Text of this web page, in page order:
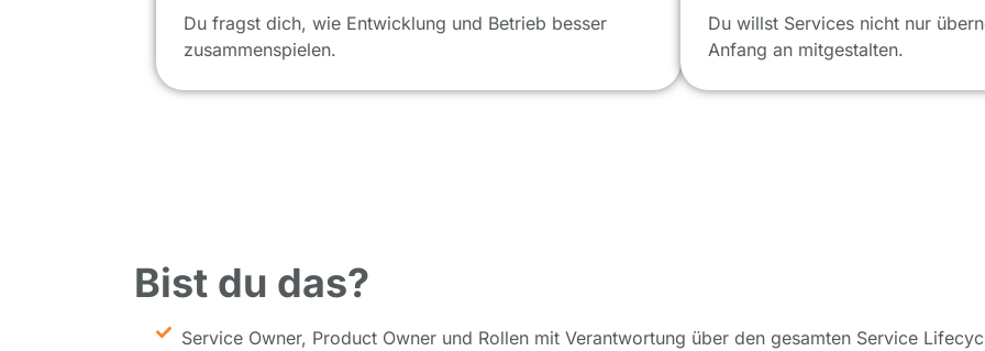
Du fragst dich, wie Entwicklung und Betrieb besser
zusammenspielen.
Du willst Services nicht nur
Anfang an mitgestalten.
Bist du das?
Service Owner, Product Owner und Rollen mit Verantwortung über den gesamten Service